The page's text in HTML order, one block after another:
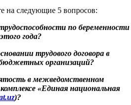
на следующие 5 вопросов:
по беременности
года?
трудового договора в
организаций?
в межведомственном
«Единая национальная
)?